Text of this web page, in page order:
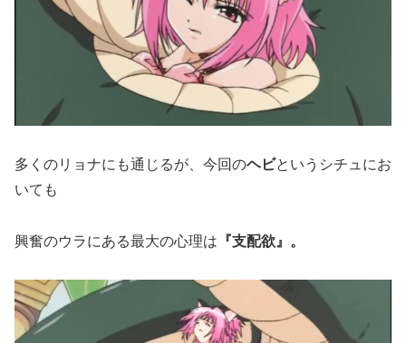
多くのリョナにも通じるが、今回のヘビというシチュにお
いても
興奮のウラにある最大の心理は 『支配欲』。